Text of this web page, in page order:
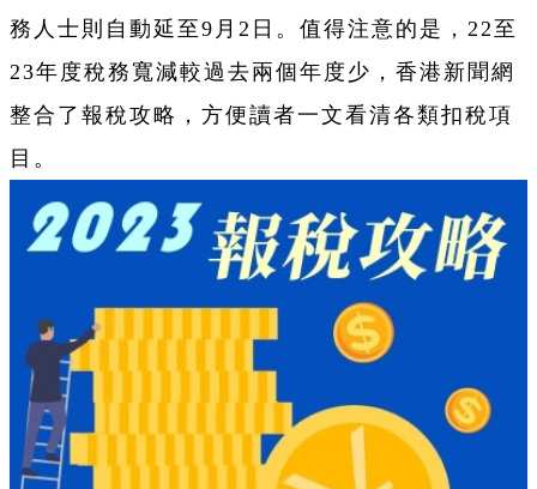
務人士則自動延至9月2日。值得注意的是，22至
23年度稅務寬減較過去兩個年度少，香港新聞網
整合了報稅攻略，方便讀者一文看清各類扣稅項
目。